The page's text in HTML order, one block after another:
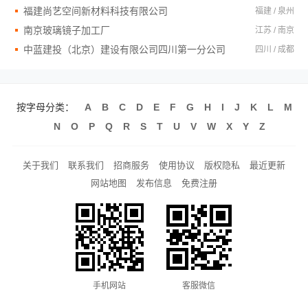
福建尚艺空间新材料科技有限公司 福建 / 泉州
南京玻璃镜子加工厂 江苏 / 南京
中蓝建投（北京）建设有限公司四川第一分公司 四川 / 成都
按字母分类： A B C D E F G H I J K L
M
N
O P Q R S T U V W X Y Z
关于我们 联系我们 招商服务 使用协议 版权隐私
最近更新
网站地图
发布信息 免费注册
手机网站 客服微信